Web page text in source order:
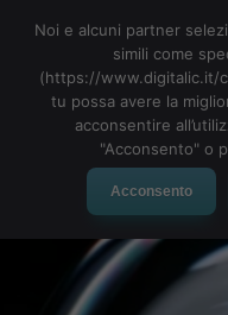
Noi e alcuni partner
simili come
(https://www.digitalic.it/
tu possa avere la
acconsentire
"Acconsento" o
Acconsento